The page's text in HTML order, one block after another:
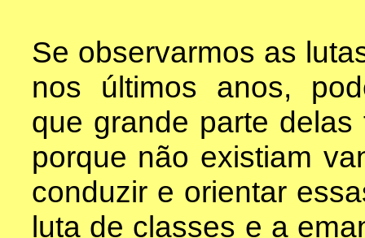
Se observarmos as
nos últimos anos,
que grande parte
porque não existiam
conduzir e orientar
luta de classes e a